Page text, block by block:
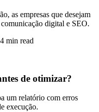
as empresas que desejam
digital e SEO.
4 min read
de otimizar?
um relatório com erros
execução.